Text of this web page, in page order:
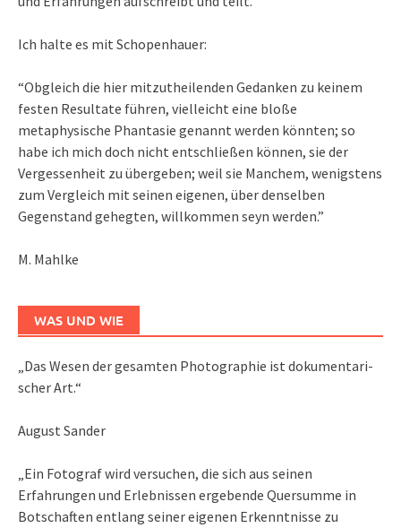
Ich halte es mit Schopenhauer:
“Obgleich die hier mitzutheilenden Gedanken zu keinem
festen Resultate führen, vielleicht eine bloße
metaphysische Phantasie genannt werden könnten; so
habe ich mich doch nicht entschließen können, sie der
Vergessenheit zu übergeben; weil sie Manchem, wenigstens
zum Vergleich mit seinen eigenen, über denselben
Gegenstand gehegten, willkommen seyn werden.”
M. Mahlke
WAS UND WIE
„Das We­sen der ge­sam­ten Pho­to­gra­phie ist do­ku­men­ta­ri­
scher Art.“
August Sander
„Ein Fotograf wird versuchen, die sich aus seinen
Erfahrungen und Erlebnissen ergebende Quersumme in
Botschaften entlang seiner eigenen Erkenntnisse zu